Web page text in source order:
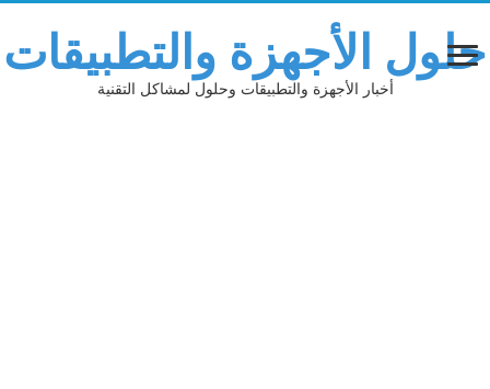
حلول الأجهزة والتطبيقات
أخبار الأجهزة والتطبيقات وحلول لمشاكل التقنية